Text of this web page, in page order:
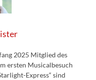
2025 Mitglied des
ersten Musicalbesuch
Express“ sind